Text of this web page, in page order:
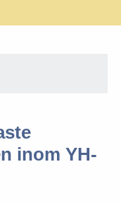
inom YH-